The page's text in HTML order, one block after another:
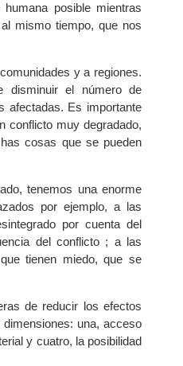
posible mientras
mismo tiempo, que nos
y a regiones.
disminuir el número de
afectadas. Es importante
conflicto muy degradado,
cosas que se pueden
tenemos una enorme
por ejemplo, a las
por cuenta del
del conflicto ; a las
tienen miedo, que se
de reducir los efectos
una, acceso
y cuatro, la posibilidad